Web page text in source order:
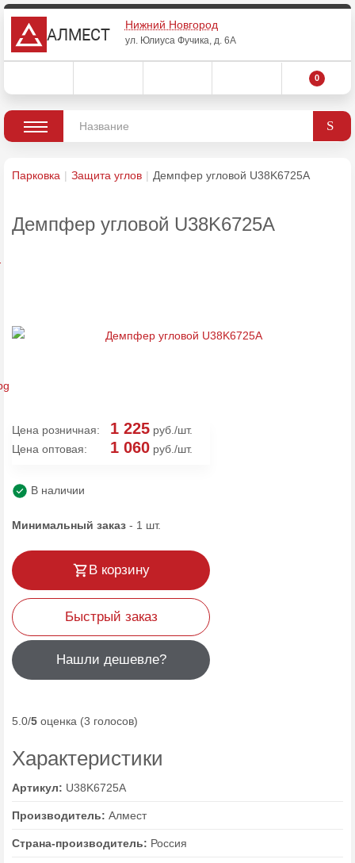
АЛМЕСТ
Нижний Новгород
ул. Юлиуса Фучика, д. 6А
0
Парковка Защита углов Демпфер угловой U38K6725А
Демпфер угловой U38K6725А
Цена розничная: 1 225 руб./шт.
Цена оптовая:
1 060 руб./шт.
В наличии
Минимальный заказ - 1 шт.
В корзину
Быстрый заказ
Нашли дешевле?
5.0/5 оценка (3 голосов)
Характеристики
Артикул: U38K6725А
Производитель: Алмест
Страна-производитель: Россия